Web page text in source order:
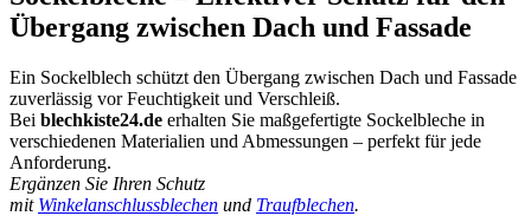
Übergang zwischen Dach und Fassade
Ein Sockelblech schützt den Übergang zwischen Dach und Fassade
zuverlässig vor Feuchtigkeit und Verschleiß.
Bei blechkiste24.de erhalten Sie maßgefertigte Sockelbleche in
verschiedenen Materialien und Abmessungen – perfekt für jede
Anforderung.
Ergänzen Sie Ihren Schutz
mit Winkelanschlussblechen und Traufblechen.